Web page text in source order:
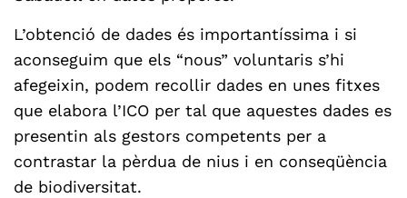
L’obtenció de dades és importantíssima i si
aconseguim que els “nous” voluntaris s’hi
afegeixin, podem recollir dades en unes fitxes
que elabora l’ICO per tal que aquestes dades es
presentin als gestors competents per a
contrastar la pèrdua de nius i en conseqüència
de biodiversitat.